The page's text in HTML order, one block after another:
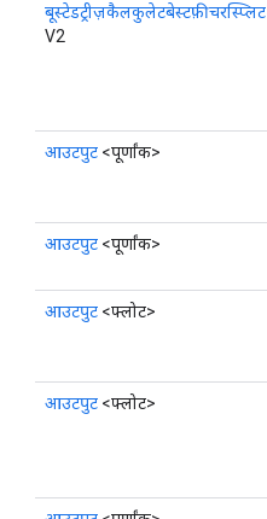
बूस्टेडट्रीज़कैलकुलेटबेस्टफ़ीचरस्प्लिट
V2
आउटपुट <पूर्णांक>
आउटपुट <पूर्णांक>
आउटपुट <फ्लोट>
आउटपुट <फ्लोट>